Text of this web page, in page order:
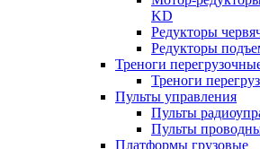
KD
Редукторы
Редукторы
Треноги
Треноги
Пульты управления
Пульты
Пульты
Платформы грузовые